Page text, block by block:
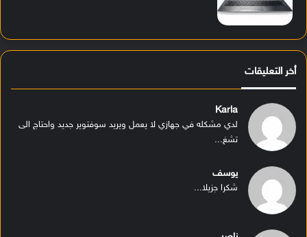
أخر التعليقات
Karla
لدي مشكله في جهازي لا يعمل ويريد سوفتوير جديد واحتاج الى
تشغ...
يوسف
شكرا جزيلا...